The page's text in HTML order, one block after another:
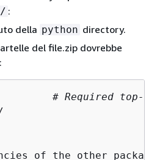
:
della python directory.
del file.zip dovrebbe
# Required top-
of the other